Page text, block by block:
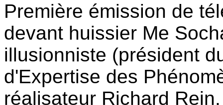
Première émission de
devant huissier Me
illusionniste (président
d'Expertise des
réalisateur Richard